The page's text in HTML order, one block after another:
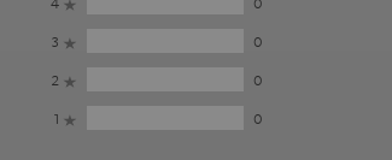
3
0
2
0
1
0